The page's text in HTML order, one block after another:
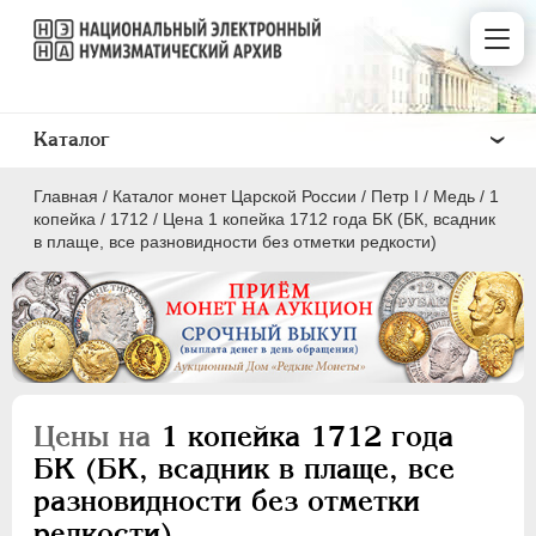
Главная / Каталог монет Царской России / Пeтр I / Медь / 1
копейка / 1712 / Цена 1 копейка 1712 года БК (БК, всадник
в плаще, все разновидности без отметки редкости)
Цены на 1 копейка 1712 года
БК (БК, всадник в плаще, все
разновидности без отметки
Каталог
ПEТР I 1699 - 1725
Серебро
Медь
5 копеек